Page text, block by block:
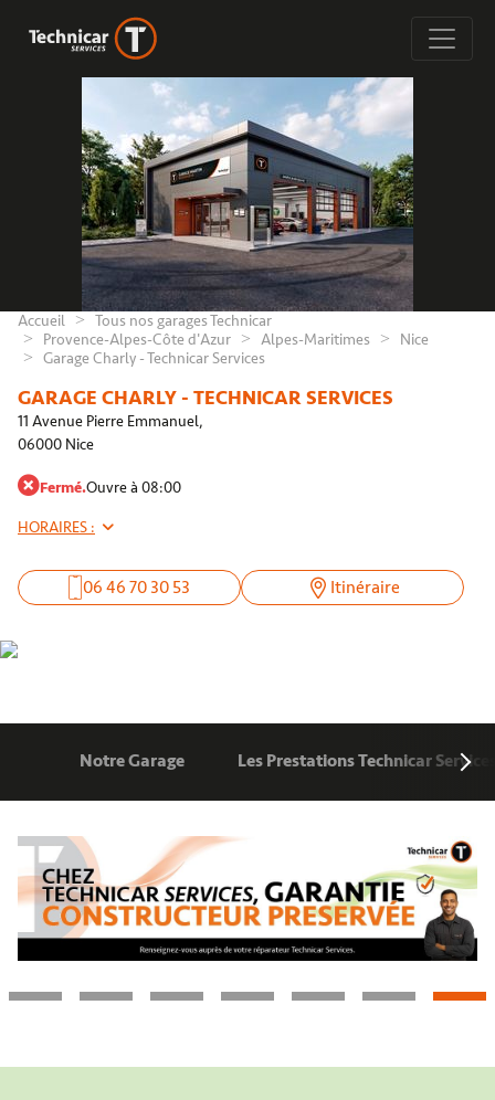
Accueil
Tous nos garages Technicar
Provence-Alpes-Côte d'Azur
Alpes-Maritimes
Nice
Garage Charly - Technicar Services
GARAGE CHARLY - TECHNICAR SERVICES
11 Avenue Pierre Emmanuel,
06000 Nice
Fermé.Ouvre à 08:00
HORAIRES :
06 46 70 30 53 Itinéraire
Notre Garage Les Prestations Technicar